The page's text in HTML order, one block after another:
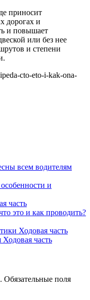
приносит
дорогах и
и повышает
или без нее
и степени
cto-eto-i-kak-ona-
всем водителям
и
часть
это и как проводить?
Ходовая часть
Ходовая часть
Обязательные поля